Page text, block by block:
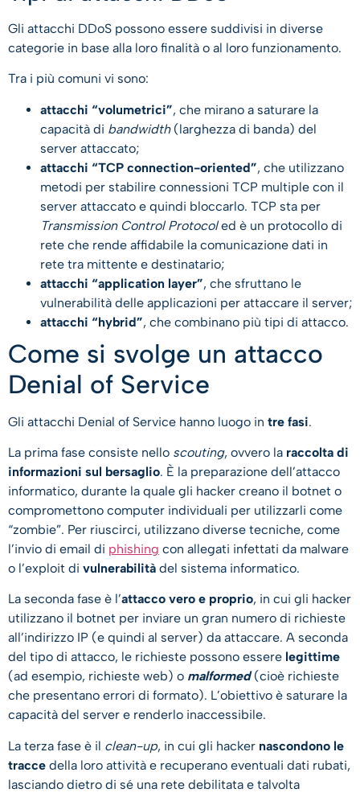
Gli attacchi DDoS possono essere suddivisi in diverse
categorie in base alla loro finalità o al loro funzionamento.
Tra i più comuni vi sono:
attacchi “volumetrici”, che mirano a saturare la
capacità di bandwidth(larghezza di banda) del
server attaccato;
attacchi “TCP connection-oriented”, che utilizzano
metodi per stabilire connessioni TCP multiple con il
server attaccato e quindi bloccarlo. TCP sta per
Transmission Control Protocoled è un protocollo di
rete che rende affidabile la comunicazione dati in
rete tra mittente e destinatario;
attacchi “application layer”, che sfruttano le
vulnerabilità delle applicazioni per attaccare il server;
attacchi “hybrid”, che combinano più tipi di attacco.
Come si svolge un attacco
Denial of Service
Gli attacchi Denial of Service hanno luogo in tre fasi.
La prima fase consiste nello scouting, ovvero la raccolta di
informazioni sul bersaglio. È la preparazione dell’attacco
informatico, durante la quale gli hacker creano il botnet o
compromettono computer individuali per utilizzarli come
“zombie”. Per riuscirci, utilizzano diverse tecniche, come
l’invio di email di phishing con allegati infettati da malware
o l’exploit di vulnerabilità del sistema informatico.
La seconda fase è l’attacco vero e proprio, in cui gli hacker
utilizzano il botnet per inviare un gran numero di richieste
all’indirizzo IP (e quindi al server) da attaccare. A seconda
del tipo di attacco, le richieste possono essere legittime
(ad esempio, richieste web) o malformed(cioè richieste
che presentano errori di formato). L’obiettivo è saturare la
capacità del server e renderlo inaccessibile.
La terza fase è il clean-up, in cui gli hacker nascondono le
tracce della loro attività e recuperano eventuali dati rubati,
lasciando dietro di sé una rete debilitata e talvolta